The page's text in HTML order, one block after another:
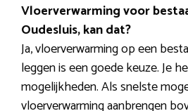
Vloerverwarming voor
Oudesluis, kan dat?
Ja, vloerverwarming op een
leggen is een goede keuze. Je
mogelijkheden. Als snelste
vloerverwarming aanbrengen